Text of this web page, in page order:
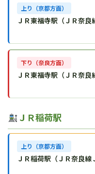
上り（京都方面）
ＪＲ東福寺駅（ＪＲ奈
下り（奈良方面）
ＪＲ東福寺駅（ＪＲ奈
ＪＲ稲荷駅
上り（京都方面）
ＪＲ稲荷駅（ＪＲ奈良